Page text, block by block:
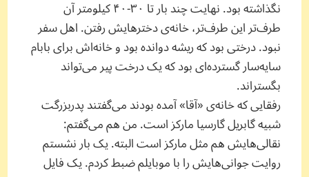
نگذاشته بود. نهایت چند بار تا ۳۰-۴۰ کیلومتر آن
طرف‌تر این طرف‌تر، خانه‌ی دخترهایش رفتن. اهل سفر
نبود. درختی بود که ریشه دوانده بود و خانه‌اش برای بابام
سایه‌سار گسترده‌ای بود که یک درخت پیر می‌تواند
بگستراند.
رفقایی که خانه‌ی «آقا» آمده بودند می‌گفتند پدربزرگت
شبیه گابریل گارسیا مارکز است. من هم می‌گفتم:
نقالی‌هایش هم مثل مارکز است البته. یک بار نشستم
روایت جوانی‌هایش را با موبایلم ضبط کردم. یک فایل